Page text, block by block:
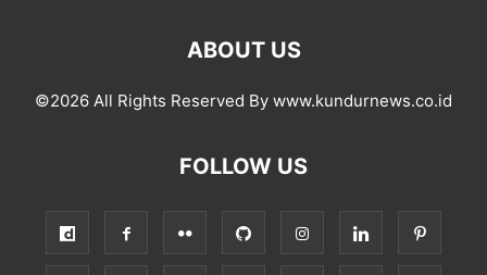
ABOUT US
©2026 All Rights Reserved By www.kundurnews.co.id
FOLLOW US